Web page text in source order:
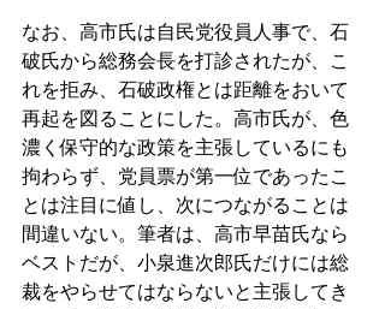
なお、高市氏は自民党役員人事で、石
破氏から総務会長を打診されたが、こ
れを拒み、石破政権とは距離をおいて
再起を図ることにした。高市氏が、色
濃く保守的な政策を主張しているにも
拘わらず、党員票が第一位であったこ
とは注目に値し、次につながることは
間違いない。筆者は、高市早苗氏なら
ベストだが、小泉進次郎氏だけには総
裁をやらせてはならないと主張してき